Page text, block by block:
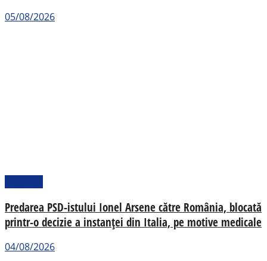
05/08/2026
Predarea PSD-istului Ionel Arsene către România, blocată
printr-o decizie a instanței din Italia, pe motive medicale
04/08/2026